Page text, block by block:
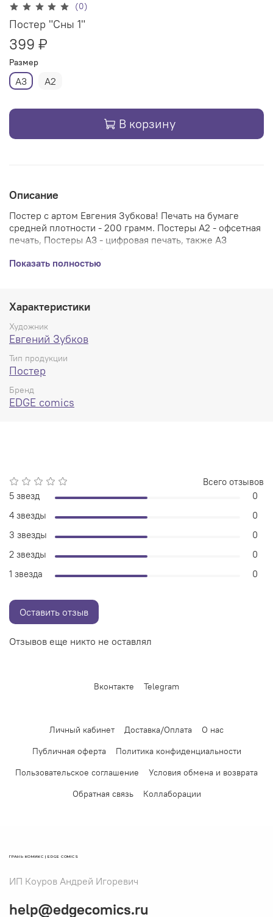
(0)
Постер "Сны 1"
399 ₽
Размер
А3 А2
В корзину
Описание
Постер с артом Евгения Зубкова! Печать на бумаге
средней плотности - 200 грамм. Постеры А2 - офсетная
печать, Постеры А3 - цифровая печать, также А3
смотрится и без рамки.
Показать полностью
Характеристики
Художник
Евгений Зубков
Тип продукции
Постер
Бренд
EDGE comics
Отзывов еще никто не оставлял
Всего отзывов
5 звезд
0
4 звезды
0
3 звезды
0
2 звезды
0
1 звезда
0
Оставить отзыв
Вконтакте Telegram
Личный кабинет Доставка/Оплата
О нас
Публичная оферта
Политика конфиденциальности
Пользовательское соглашение
Условия обмена и возврата
Обратная связь
Коллаборации
ГРАНЬ КОМИКС | EDGE COMICS
ИП Коуров Андрей Игоревич
help@edgecomics.ru